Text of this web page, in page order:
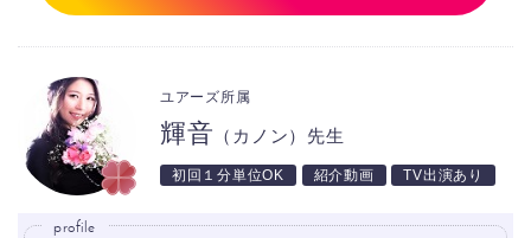
輝音 （カノン）先生
ユアーズ所属
初回１分単位OK 紹介動画 TV出演あり
profile